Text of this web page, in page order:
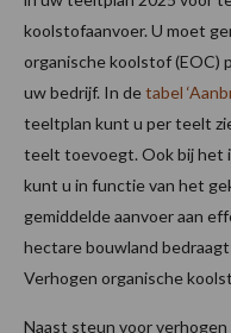
koolstofaanvoer. U moet
organische koolstof (EOC)
uw bedrijf. In detabel
teeltplan kunt u per teelt
teelt toevoegt. Ook bij het
kunt u in functie van het
gemiddelde aanvoer aan
hectare bouwland
Verhogen organische
Naast steun voor